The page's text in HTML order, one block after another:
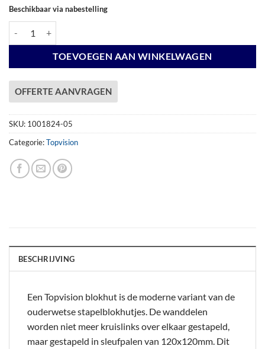
Beschikbaar via nabestelling
TOEVOEGEN AAN WINKELWAGEN
OFFERTE AANVRAGEN
SKU: 1001824-05
Categorie:Topvision
BESCHRIJVING
Een Topvision blokhut is de moderne variant van de
ouderwetse stapelblokhutjes. De wanddelen
worden niet meer kruislinks over elkaar gestapeld,
maar gestapeld in sleufpalen van 120x120mm. Dit